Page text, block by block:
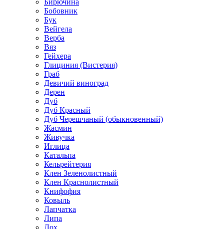
Бирючина
Бобовник
Бук
Вейгела
Верба
Вяз
Гейхера
Глициния (Вистерия)
Граб
Девичий виноград
Дерен
Дуб
Дуб Красный
Дуб Черешчаный (обыкновенный)
Жасмин
Живучка
Иглица
Катальпа
Кельрейтерия
Клен Зеленолистный
Клен Краснолистный
Книфофия
Ковыль
Лапчатка
Липа
Лох